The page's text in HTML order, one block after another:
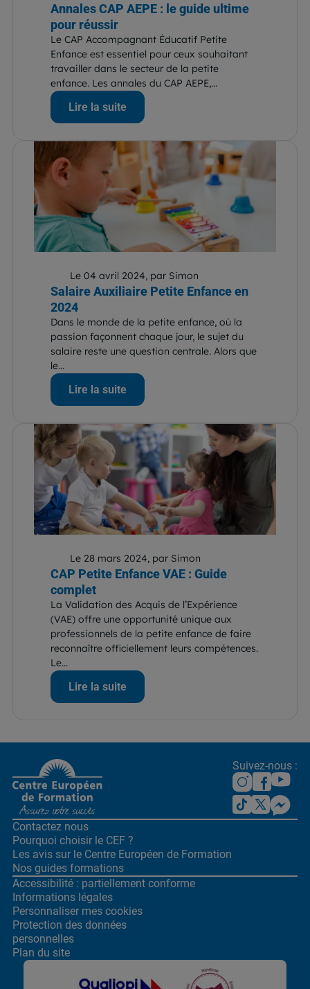
Annales CAP AEPE : le guide ultime
pour réussir
Le CAP Accompagnant Éducatif Petite
Enfance est essentiel pour ceux souhaitant
travailler dans le secteur de la petite
enfance. Les annales du CAP AEPE,...
Lire la suite
Le 04 avril 2024, par Simon
Salaire Auxiliaire Petite Enfance en
2024
Dans le monde de la petite enfance, où la
passion façonnent chaque jour, le sujet du
salaire reste une question centrale. Alors que
le...
Lire la suite
Le 28 mars 2024, par Simon
CAP Petite Enfance VAE : Guide
complet
La Validation des Acquis de l’Expérience
(VAE) offre une opportunité unique aux
professionnels de la petite enfance de faire
reconnaître officiellement leurs compétences.
Le...
Lire la suite
Suivez-nous :
Contactez nous
Pourquoi choisir le CEF ?
Les avis sur le Centre Européen de Formation
Nos guides formations
Accessibilité : partiellement conforme
Informations légales
Personnaliser mes cookies
Protection des données
personnelles
Plan du site